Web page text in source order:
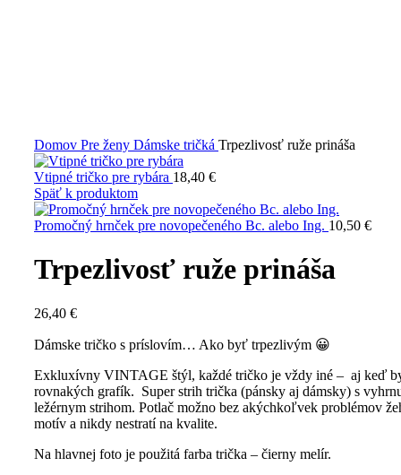
Domov Pre ženy Dámske tričká Trpezlivosť ruže prináša
Vtipné tričko pre rybára 18,40 €
Späť k produktom
Promočný hrnček pre novopečeného Bc. alebo Ing. 10,50 €
Trpezlivosť ruže prináša
26,40 €
Dámske tričko s príslovím… Ako byť trpezlivým 😀
Exkluxívny VINTAGE štýl, každé tričko je vždy iné – aj keď
rovnakých grafík. Super strih trička (pánsky aj dámsky) s
ležérnym strihom. Potlač možno bez akýchkoľvek problémov
motív a nikdy nestratí na kvalite.
Na hlavnej foto je použitá farba trička – čierny melír.